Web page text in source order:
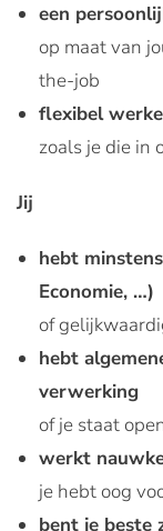
een
op maat van
the-job
flexibel
zoals je die in
Jij
hebt
Economie, …)
of
hebt
verwerking
of je staat
werkt
je hebt oog
bent je beste